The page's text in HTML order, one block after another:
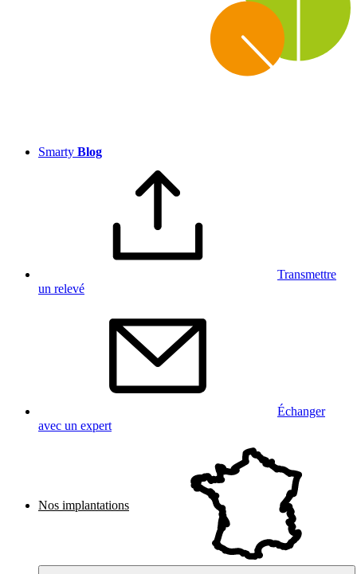
Smarty Blog
Transmettre
un relevé
Échanger
avec un expert
Nos implantations